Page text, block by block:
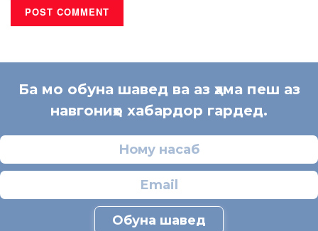
Ба мо обуна шавед ва аз ҳама пеш аз
навгониҳо хабардор гардед.
Обуна шавед